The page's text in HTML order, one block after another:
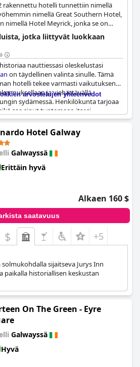
rakennettu hotelli tunnettiin nimellä
nimellä Great Southern Hotel,
nimellä Hotel Meyrick, jonka se on
asti. Nimenmuutoksistaan huolimatta
ylellisintä ja korkealaatuisinta
ja vuonna 1857 se jopa majoitti
Ensimmäisen
oli Britannian armeijan käytössä.
jotka liittyvät luokkaan
nauttiessasi oleskelustasi
on täydellinen valinta sinulle. Tämä
hotelli tekee varmasti vaikutuksen
ja viehättävällä
sydämessä. Henkilökunta tarjoaa
saa sinut tuntemaan itsesi
aikana. Tulet ihastumaan hotellin
– todelliseen osoitukseen sen
huolimatta hotelli on tuotu
mitä tarvitset mukavaan
hotellin arvokas ulkoasu Eyre
henkeäsalpaava. Älä etsi
saadaksesi maistiaisen
yhdessä paketissa.
arvostelujen yhteenvedot
Hotel Galway
Galwayssä
Erittäin hyvä
Alkaen 160 $
saatavuus
$ +5
sijaitseva Jurys Inn
paikalla historiallisen keskustan
On The Green - Eyre
Galwayssä
Hyvä